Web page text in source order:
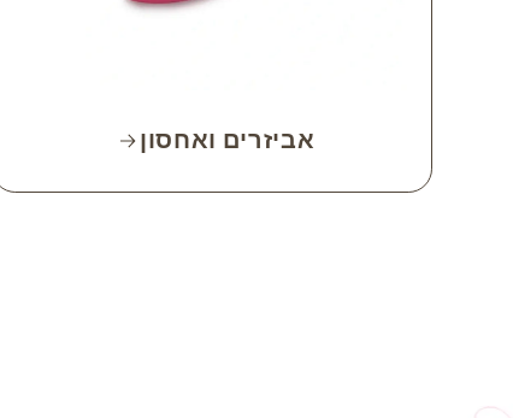
אביזרים ואחסון